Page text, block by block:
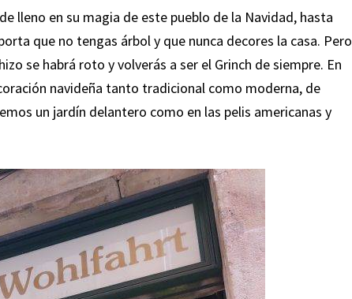
lleno en su magia de este pueblo de la Navidad, hasta
que no tengas árbol y que nunca decores la casa. Pero
se habrá roto y volverás a ser el Grinch de siempre. En
navideña tanto tradicional como moderna, de
un jardín delantero como en las pelis americanas y